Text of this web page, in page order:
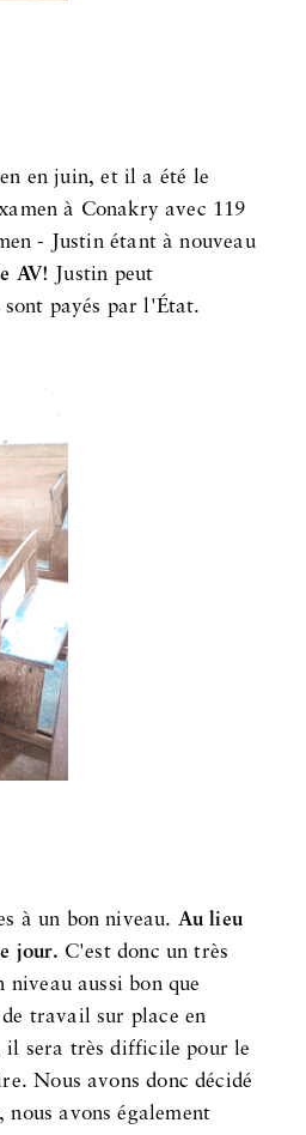
en juin, et il a été le
à Conakry avec 119
- Justin étant à nouveau
AV! Justin peut
payés par l'État.
à un bon niveau. Au lieu
jour. C'est donc un très
aussi bon que
travail sur place en
il sera très difficile pour le
Nous avons donc décidé
avons également